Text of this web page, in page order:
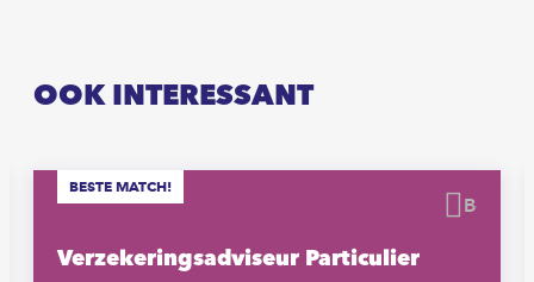
OOK INTERESSANT
Verzekeringsadviseur Particulier
BESTE MATCH!